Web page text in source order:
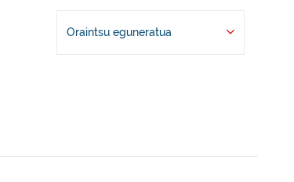
Oraintsu eguneratua